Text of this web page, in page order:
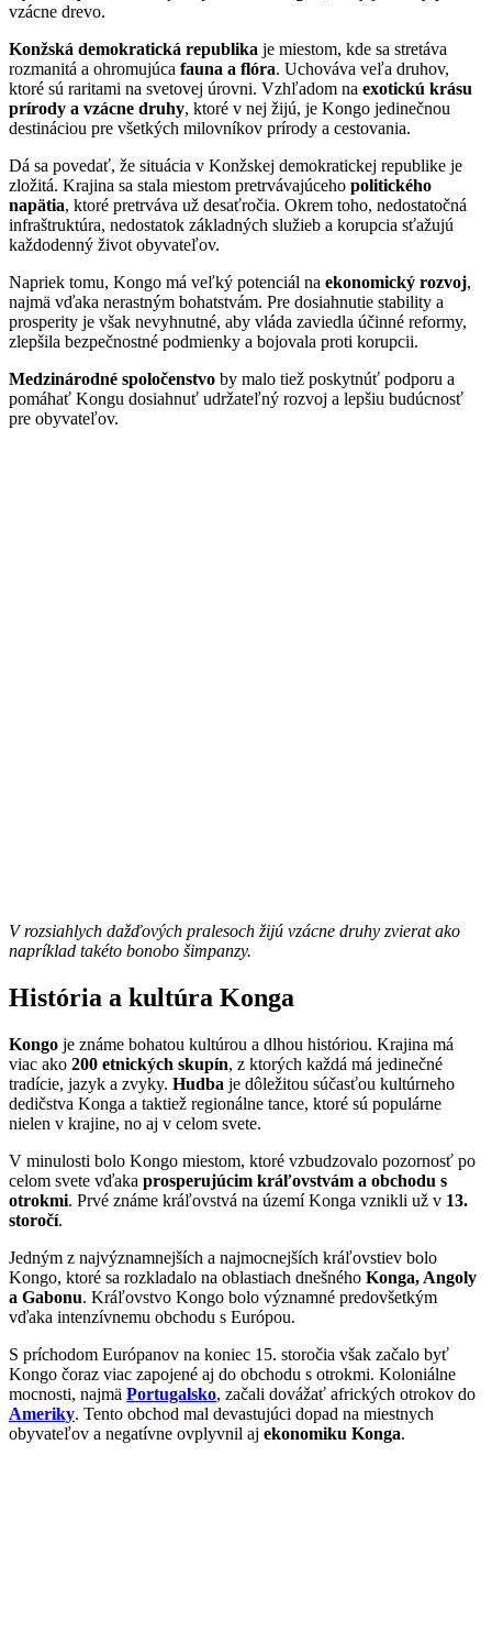
vzácne drevo.
Konžská demokratická republika je miestom, kde sa stretáva
rozmanitá a ohromujúca fauna a flóra. Uchováva veľa druhov,
ktoré sú raritami na svetovej úrovni. Vzhľadom na exotickú krásu
prírody a vzácne druhy, ktoré v nej žijú, je Kongo jedinečnou
destináciou pre všetkých milovníkov prírody a cestovania.
Dá sa povedať, že situácia v Konžskej demokratickej republike je
zložitá. Krajina sa stala miestom pretrvávajúceho politického
napätia, ktoré pretrváva už desaťročia. Okrem toho, nedostatočná
infraštruktúra, nedostatok základných služieb a korupcia sťažujú
každodenný život obyvateľov.
Napriek tomu, Kongo má veľký potenciál na ekonomický rozvoj,
najmä vďaka nerastným bohatstvám. Pre dosiahnutie stability a
prosperity je však nevyhnutné, aby vláda zaviedla účinné reformy,
zlepšila bezpečnostné podmienky a bojovala proti korupcii.
Medzinárodné spoločenstvo by malo tiež poskytnúť podporu a
pomáhať Kongu dosiahnuť udržateľný rozvoj a lepšiu budúcnosť
pre obyvateľov.
V rozsiahlych dažďových pralesoch žijú vzácne druhy zvierat ako
napríklad takéto bonobo šimpanzy.
História a kultúra Konga
Kongo je známe bohatou kultúrou a dlhou históriou. Krajina má
viac ako 200 etnických skupín, z ktorých každá má jedinečné
tradície, jazyk a zvyky. Hudba je dôležitou súčasťou kultúrneho
dedičstva Konga a taktiež regionálne tance, ktoré sú populárne
nielen v krajine, no aj v celom svete.
V minulosti bolo Kongo miestom, ktoré vzbudzovalo pozornosť po
celom svete vďaka prosperujúcim kráľovstvám a obchodu s
otrokmi. Prvé známe kráľovstvá na území Konga vznikli už v 13.
storočí.
Jedným z najvýznamnejších a najmocnejších kráľovstiev bolo
Kongo, ktoré sa rozkladalo na oblastiach dnešného Konga, Angoly
a Gabonu. Kráľovstvo Kongo bolo významné predovšetkým
vďaka intenzívnemu obchodu s Európou.
S príchodom Európanov na koniec 15. storočia však začalo byť
Kongo čoraz viac zapojené aj do obchodu s otrokmi. Koloniálne
mocnosti, najmä Portugalsko, začali dovážať afrických otrokov do
Ameriky. Tento obchod mal devastujúci dopad na miestnych
obyvateľov a negatívne ovplyvnil aj ekonomiku Konga.